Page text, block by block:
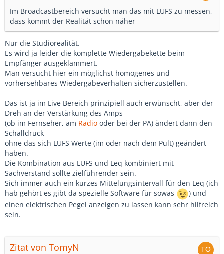
Im Broadcastbereich versucht man das mit LUFS zu messen,
dass kommt der Realität schon näher
Nur die Studiorealität.
Es wird ja leider die komplette Wiedergabekette beim
Empfänger ausgeklammert.
Man versucht hier ein möglichst homogenes und
vorhersehbares Wiedergabeverhalten sicherzustellen.
Das ist ja im Live Bereich prinzipiell auch erwünscht, aber der
Dreh an der Verstärkung des Amps
(ob im Fernseher, am Radio oder bei der PA) ändert dann den
Schalldruck
ohne das sich LUFS Werte (im oder nach dem Pult) geändert
haben.
Die Kombination aus LUFS und Leq kombiniert mit
Sachverstand sollte zielführender sein.
Sich immer auch ein kurzes Mittelungsintervall für den Leq (ich
hab gehört es gibt da spezielle Software für sowas
) und
einen elektrischen Pegel anzeigen zu lassen kann sehr hilfreich
sein.
Zitat von TomyN